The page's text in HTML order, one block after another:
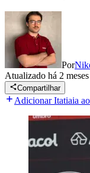
Por
Atualizado há 2 meses
Compartilhar
Adicionar Itatiaia ao